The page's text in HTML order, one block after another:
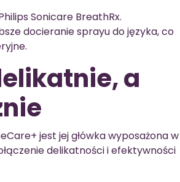
Sonicare BreathRx.
docieranie sprayu do języka, co
a
jest jej główka wyposażona w
delikatności i efektywności